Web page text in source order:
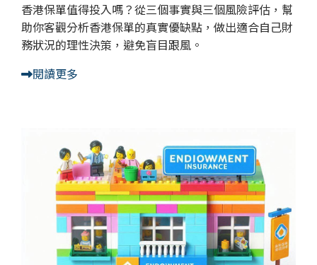
香港保單值得投入嗎？從三個事實與三個風險評估，幫
助你客觀分析香港保單的真實優缺點，做出適合自己財
務狀況的理性決策，避免盲目跟風。
閱讀更多